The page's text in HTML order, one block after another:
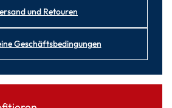
und Retouren
Geschäftsbedingungen